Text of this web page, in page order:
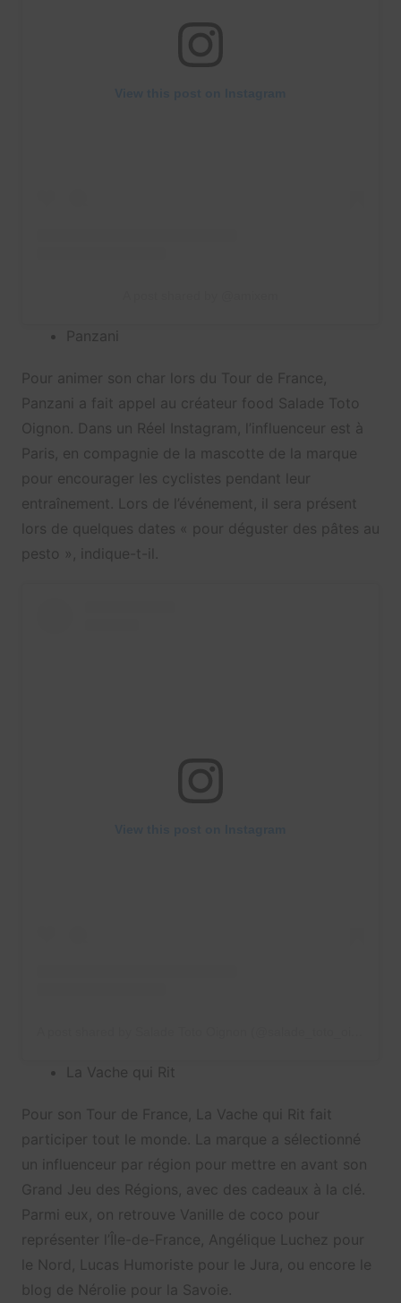
Panzani
Pour animer son char lors du Tour de France,
Panzani a fait appel au créateur food Salade Toto
Oignon. Dans un Réel Instagram, l’influenceur est à
Paris, en compagnie de la mascotte de la marque
pour encourager les cyclistes pendant leur
entraînement. Lors de l’événement, il sera présent
lors de quelques dates « pour déguster des pâtes au
pesto », indique-t-il.
La Vache qui Rit
Pour son Tour de France, La Vache qui Rit fait
participer tout le monde. La marque a sélectionné
un influenceur par région pour mettre en avant son
Grand Jeu des Régions, avec des cadeaux à la clé.
Parmi eux, on retrouve Vanille de coco pour
représenter l’Île-de-France, Angélique Luchez pour
le Nord, Lucas Humoriste pour le Jura, ou encore le
blog de Nérolie pour la Savoie.